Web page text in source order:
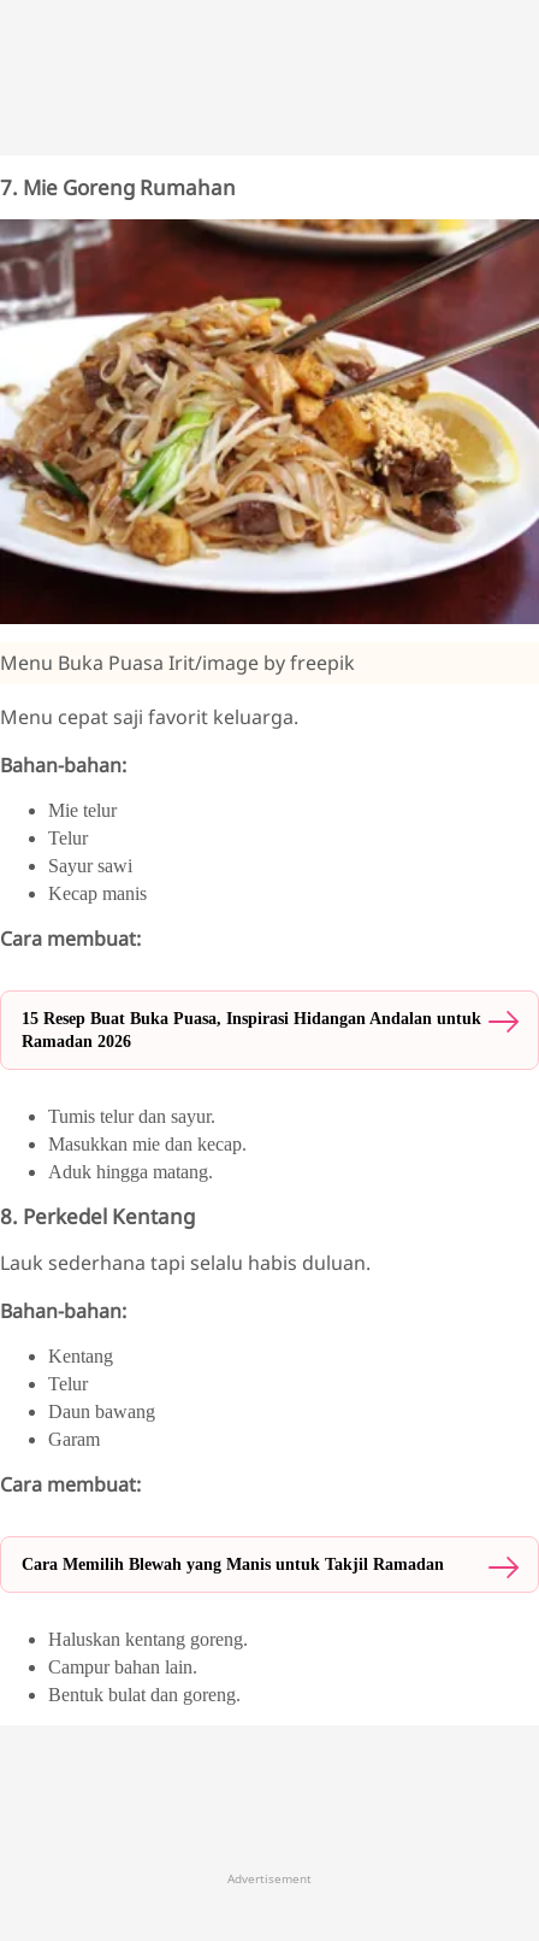
7. Mie Goreng Rumahan
Menu Buka Puasa Irit/image by freepik
Menu cepat saji favorit keluarga.
Bahan-bahan:
Mie telur
Telur
Sayur sawi
Kecap manis
Cara membuat:
15 Resep Buat Buka Puasa, Inspirasi Hidangan Andalan untuk
Ramadan 2026
Tumis telur dan sayur.
Masukkan mie dan kecap.
Aduk hingga matang.
8. Perkedel Kentang
Lauk sederhana tapi selalu habis duluan.
Bahan-bahan:
Kentang
Telur
Daun bawang
Garam
Cara membuat:
Cara Memilih Blewah yang Manis untuk Takjil Ramadan
Haluskan kentang goreng.
Campur bahan lain.
Bentuk bulat dan goreng.
Advertisement